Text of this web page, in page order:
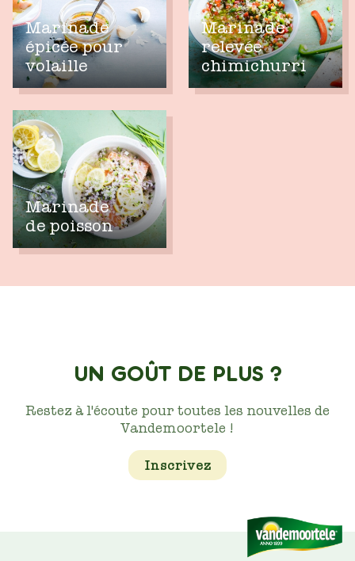
Marinade
épicée pour
volaille
Marinade
relevée
chimichurri
Marinade
de poisson
UN GOÛT DE PLUS ?
Restez à l'écoute pour toutes les nouvelles de
Vandemoortele !
Inscrivez